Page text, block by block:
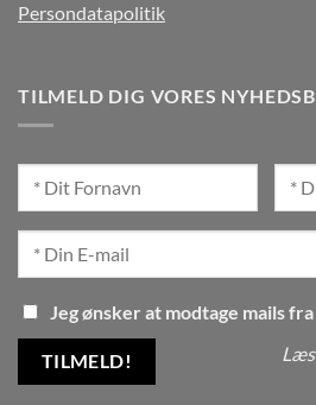
Persondatapolitik
TILMELD DIG VORES
Jeg ønsker at modtage mails fra